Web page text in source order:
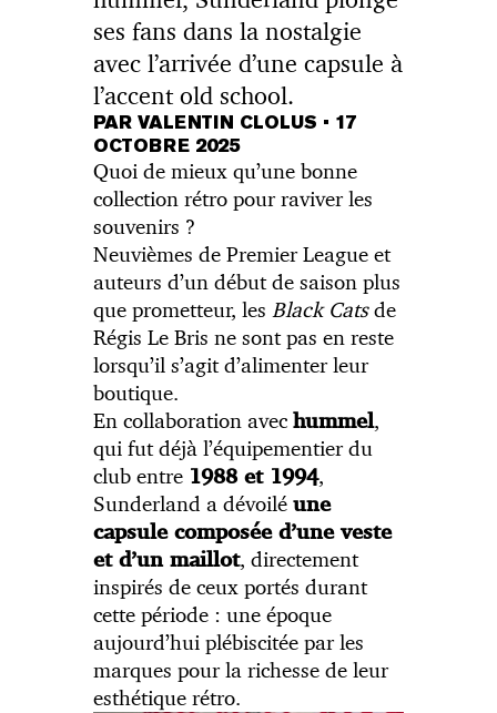
ses fans dans la nostalgie
avec l’arrivée d’une capsule à
l’accent old school.
PAR VALENTIN CLOLUS • 17
OCTOBRE 2025
Quoi de mieux qu’une bonne
collection rétro pour raviver les
souvenirs ?
Neuvièmes de Premier League et
auteurs d’un début de saison plus
que prometteur, lesBlack Catsde
Régis Le Bris ne sont pas en reste
lorsqu’il s’agit d’alimenter leur
boutique.
En collaboration avechummel,
qui fut déjà l’équipementier du
club entre 1988 et 1994,
Sunderland a dévoiléune
capsule composée d’une veste
et d’un maillot, directement
inspirés de ceux portés durant
cette période : une époque
aujourd’hui plébiscitée par les
marques pour la richesse de leur
esthétique rétro.